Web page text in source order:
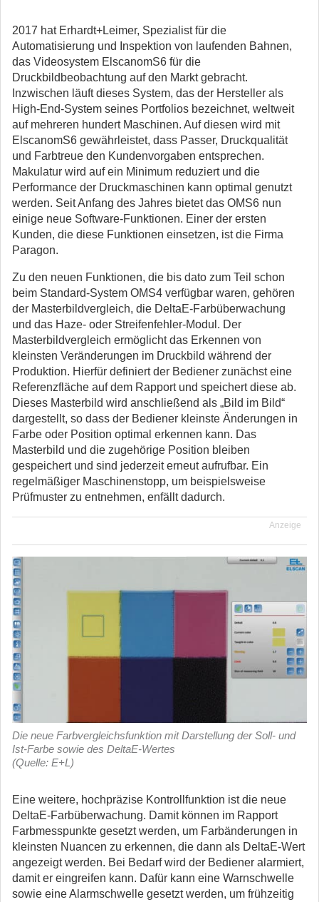
2017 hat Erhardt+Leimer, Spezialist für die
Automatisierung und Inspektion von laufenden Bahnen,
das Videosystem ElscanomS6 für die
Druckbildbeobachtung auf den Markt gebracht.
Inzwischen läuft dieses System, das der Hersteller als
High-End-System seines Portfolios bezeichnet, weltweit
auf mehreren hundert Maschinen. Auf diesen wird mit
ElscanomS6 gewährleistet, dass Passer, Druckqualität
und Farbtreue den Kundenvorgaben entsprechen.
Makulatur wird auf ein Minimum reduziert und die
Performance der Druckmaschinen kann optimal genutzt
werden. Seit Anfang des Jahres bietet das OMS6 nun
einige neue Software-Funktionen. Einer der ersten
Kunden, die diese Funktionen einsetzen, ist die Firma
Paragon.
Zu den neuen Funktionen, die bis dato zum Teil schon
beim Standard-System OMS4 verfügbar waren, gehören
der Masterbildvergleich, die DeltaE-Farbüberwachung
und das Haze- oder Streifenfehler-Modul. Der
Masterbildvergleich ermöglicht das Erkennen von
kleinsten Veränderungen im Druckbild während der
Produktion. Hierfür definiert der Bediener zunächst eine
Referenzfläche auf dem Rapport und speichert diese ab.
Dieses Masterbild wird anschließend als „Bild im Bild“
dargestellt, so dass der Bediener kleinste Änderungen in
Farbe oder Position optimal erkennen kann. Das
Masterbild und die zugehörige Position bleiben
gespeichert und sind jederzeit erneut aufrufbar. Ein
regelmäßiger Maschinenstopp, um beispielsweise
Prüfmuster zu entnehmen, enfällt dadurch.
Anzeige
Die neue Farbvergleichsfunktion mit Darstellung der Soll- und
Ist-Farbe sowie des DeltaE-Wertes
(Quelle: E+L)
Eine weitere, hochpräzise Kontrollfunktion ist die neue
DeltaE-Farbüberwachung. Damit können im Rapport
Farbmesspunkte gesetzt werden, um Farbänderungen in
kleinsten Nuancen zu erkennen, die dann als DeltaE-Wert
angezeigt werden. Bei Bedarf wird der Bediener alarmiert,
damit er eingreifen kann. Dafür kann eine Warnschwelle
sowie eine Alarmschwelle gesetzt werden, um frühzeitig